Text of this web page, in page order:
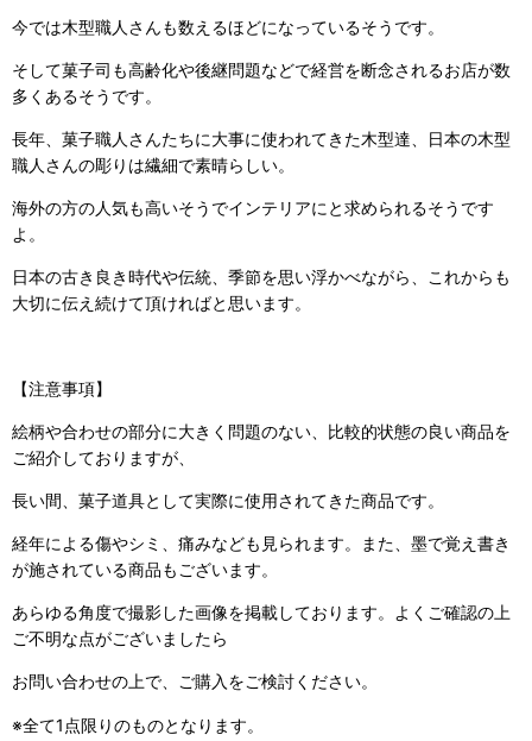
今では木型職人さんも数えるほどになっているそうです。
そして菓子司も高齢化や後継問題などで経営を断念されるお店が数
多くあるそうです。
長年、菓子職人さんたちに大事に使われてきた木型達、日本の木型
職人さんの彫りは繊細で素晴らしい。
海外の方の人気も高いそうでインテリアにと求められるそうです
よ。
日本の古き良き時代や伝統、季節を思い浮かべながら、これからも
大切に伝え続けて頂ければと思います。
【注意事項】
絵柄や合わせの部分に大きく問題のない、比較的状態の良い商品を
ご紹介しておりますが、
長い間、菓子道具として実際に使用されてきた商品です。
経年による傷やシミ、痛みなども見られます。また、墨で覚え書き
が施されている商品もございます。
あらゆる角度で撮影した画像を掲載しております。よくご確認の上
ご不明な点がございましたら
お問い合わせの上で、ご購入をご検討ください。
※全て1点限りのものとなります。